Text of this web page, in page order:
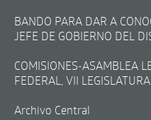
BANDO PARA DAR A
JEFE DE GOBIERNO DEL
COMISIONES-ASAMBLEA
FEDERAL, VII LEGISLATURA
Archivo Central